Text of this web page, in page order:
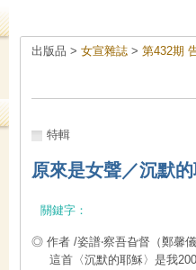
出版品 > 女宣雜誌 > 第432期
特輯
原來是女聲／沉默
關鍵字：
◎ 作者 /姿譜‧察吾旮督（鄭馨
這首〈沉默的耶穌〉是我